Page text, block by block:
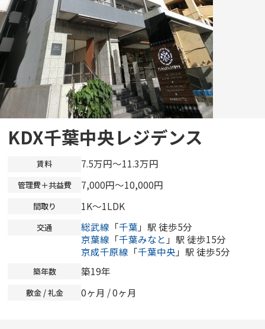
KDX千葉中央レジデンス
賃料 7.5万円～11.3万円
管理費＋共益費 7,000円～10,000円
間取り 1K～1LDK
交通 総武線 「千葉 」駅 徒歩5分
京葉線 「千葉みなと 」駅 徒歩15分
京成千原線 「千葉中央 」駅 徒歩5分
築年数 築19年
敷金 / 礼金 0ヶ月 /0ヶ月